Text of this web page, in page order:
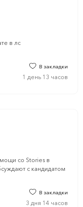
в лс
В закладки
1 день 13 часов
со Stories в
с кандидатом
В закладки
3 дня 14 часов